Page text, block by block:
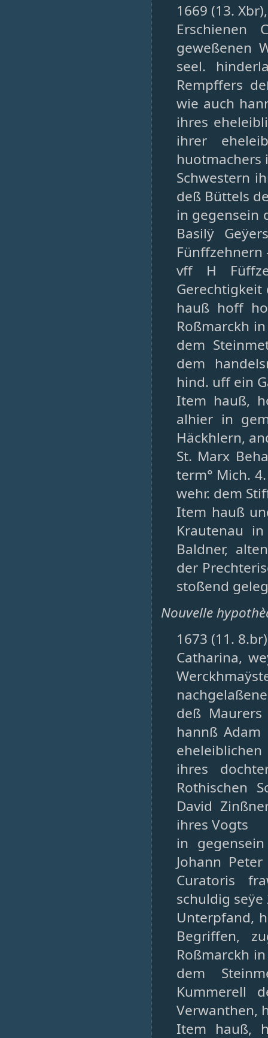
1669 (13.
Erschienen
geweßenen
seel.
Rempffers
wie auch
ihres
ihrer
huotmachers
Schwestern
deß Büttels
in gegensein
Basilÿ
Fünffzehnern
vff H
hauß hoff
Roßmarckh
dem
dem
hind. uff ein
Item hauß,
alhier in
Häckhlern,
St. Marx
term° Mich.
wehr. dem
Item hauß
Krautenau
Baldner,
der
stoßend
Nouvelle
1673 (11.
Catharina,
deß
hannß
ihres
Rothischen
David
ihres Vogts
in
Johann
Curatoris
schuldig
Unterpfand,
Begriffen,
Roßmarckh
dem
Kummerell
Verwanthen,
Item hauß,